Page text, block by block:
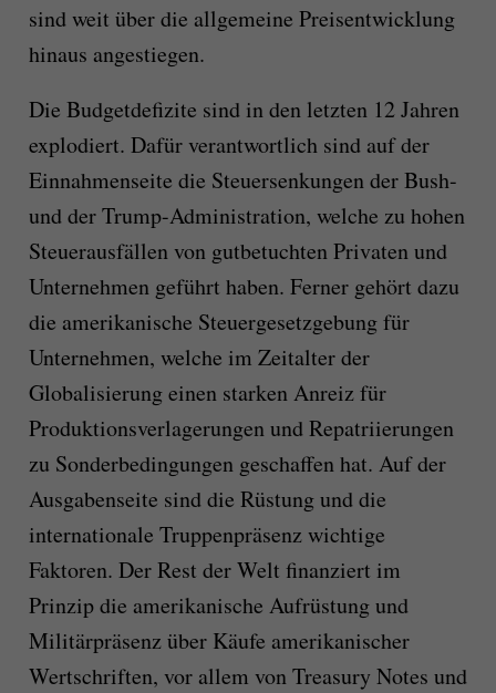
sind weit über die allgemeine Preisentwicklung
hinaus angestiegen.
Die Budgetdefizite sind in den letzten 12 Jahren
explodiert. Dafür verantwortlich sind auf der
Einnahmenseite die Steuersenkungen der Bush-
und der Trump-Administration, welche zu hohen
Steuerausfällen von gutbetuchten Privaten und
Unternehmen geführt haben. Ferner gehört dazu
die amerikanische Steuergesetzgebung für
Unternehmen, welche im Zeitalter der
Globalisierung einen starken Anreiz für
Produktionsverlagerungen und Repatriierungen
zu Sonderbedingungen geschaffen hat. Auf der
Ausgabenseite sind die Rüstung und die
internationale Truppenpräsenz wichtige
Faktoren. Der Rest der Welt finanziert im
Prinzip die amerikanische Aufrüstung und
Militärpräsenz über Käufe amerikanischer
Wertschriften, vor allem von Treasury Notes und